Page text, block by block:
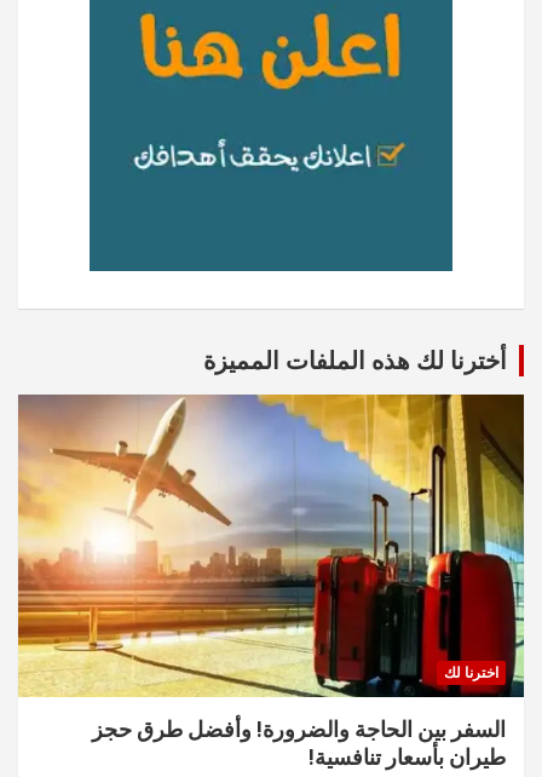
أخترنا لك هذه الملفات المميزة
اخترنا لك
السفر بين الحاجة والضرورة! وأفضل طرق حجز
طيران بأسعار تنافسية!